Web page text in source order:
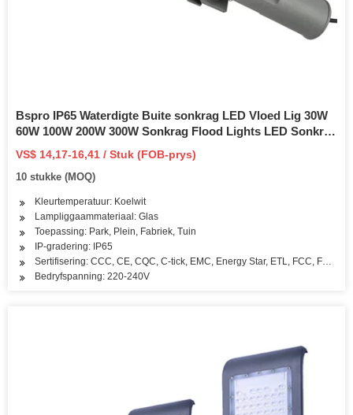
Bspro IP65 Waterdigte Buite sonkrag LED Vloed Lig 30W
60W 100W 200W 300W Sonkrag Flood Lights LED Sonkrag
Flood Lights Aluminium Behuising
VS$ 14,17-16,41 / Stuk (FOB-prys)
10 stukke (MOQ)
Kleurtemperatuur: Koelwit
Lampliggaammateriaal: Glas
Toepassing: Park, Plein, Fabriek, Tuin
IP-gradering: IP65
Sertifisering: CCC, CE, CQC, C-tick, EMC, Energy Star, ETL, FCC, FDA,
Bedryfspanning: 220-240V